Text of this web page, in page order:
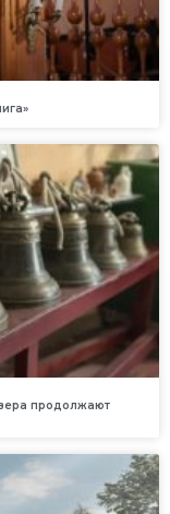
продолжают